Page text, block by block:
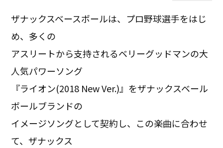
ザナックスベースボールは、プロ野球選手をはじ
め、多くの
アスリートから支持されるベリーグッドマンの大
人気パワーソング
『ライオン(2018 New Ver.)』をザナックスベール
ボールブランドの
イメージソングとして契約し、この楽曲に合わせ
て、ザナックス